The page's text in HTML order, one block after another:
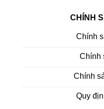
CHÍNH
Chính
Chính
Chính
Quy